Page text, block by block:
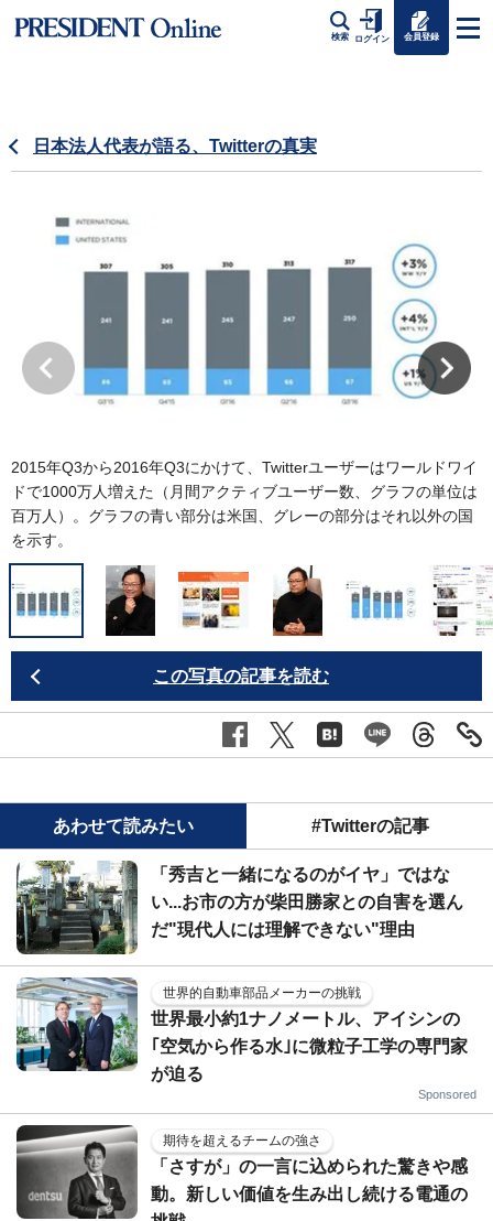
検索 ログイン 会員登録
日本法人代表が語る、Twitterの真実
2015年Q3から2016年Q3にかけて、Twitterユーザーはワールドワイ
ドで1000万人増えた（月間アクティブユーザー数、グラフの単位は
百万人）。グラフの青い部分は米国、グレーの部分はそれ以外の国
を示す。
この写真の記事を読む
あわせて読みたい #Twitterの記事
「秀吉と一緒になるのがイヤ」ではな
い...お市の方が柴田勝家との自害を選ん
だ"現代人には理解できない"理由
世界的自動車部品メーカーの挑戦
世界最小約1ナノメートル、アイシンの
｢空気から作る水｣に微粒子工学の専門家
が迫る
Sponsored
期待を超えるチームの強さ
「さすが」の一言に込められた驚きや感
動。新しい価値を生み出し続ける電通の